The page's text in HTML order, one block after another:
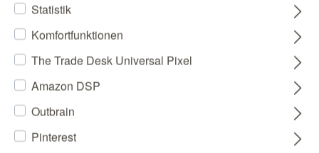
Statistik
Komfortfunktionen
The Trade Desk Universal Pixel
Amazon DSP
Outbrain
Pinterest